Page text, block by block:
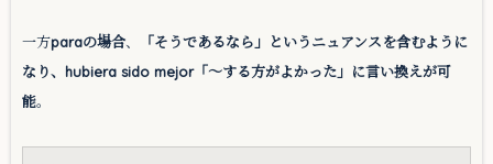
一方paraの場合、
「そうであるなら」というニュアンスを含むように
なり、hubiera sido mejor「〜する方がよかった」に言い換えが可
能。